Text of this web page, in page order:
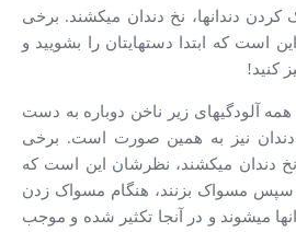
دندانها، نخ دندان میکشند. برخی
است که ابتدا دستهایتان را بشویید و
کنید!
آلودگیهای زیر ناخن دوباره به دست
دندان نیز به همین صورت است. برخی
دندان میکشند، نظرشان این است که
سپس مسواک بزنند، هنگام مسواک زدن
میشوند و در آنجا تکثیر شده و موجب